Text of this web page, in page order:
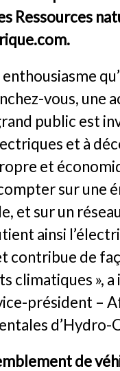
Ressources
enthousiasme
vous, une
public est
et à
et
sur une
et sur un
ainsi
contribue de
climatiques »,
président –
d’Hydro-
de